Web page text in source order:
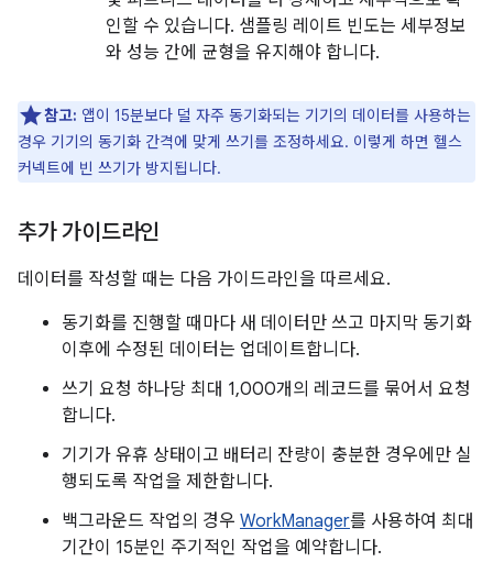
인할 수 있습니다. 샘플링 레이트 빈도는 세부정보
와 성능 간에 균형을 유지해야 합니다.
참고: 앱이 15분보다 덜 자주 동기화되는 기기의 데이터를 사용하는
경우 기기의 동기화 간격에 맞게 쓰기를 조정하세요. 이렇게 하면 헬스
커넥트에 빈 쓰기가 방지됩니다.
추가 가이드라인
데이터를 작성할 때는 다음 가이드라인을 따르세요.
동기화를 진행할 때마다 새 데이터만 쓰고 마지막 동기화
이후에 수정된 데이터는 업데이트합니다.
쓰기 요청 하나당 최대 1,000개의 레코드를 묶어서 요청
합니다.
기기가 유휴 상태이고 배터리 잔량이 충분한 경우에만 실
행되도록 작업을 제한합니다.
백그라운드 작업의 경우 WorkManager를 사용하여 최대
기간이 15분인 주기적인 작업을 예약합니다.